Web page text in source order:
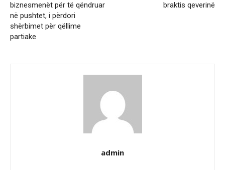
biznesmenët për të qëndruar
në pushtet, i përdori
shërbimet për qëllime
partiake
braktis qeverinë
admin